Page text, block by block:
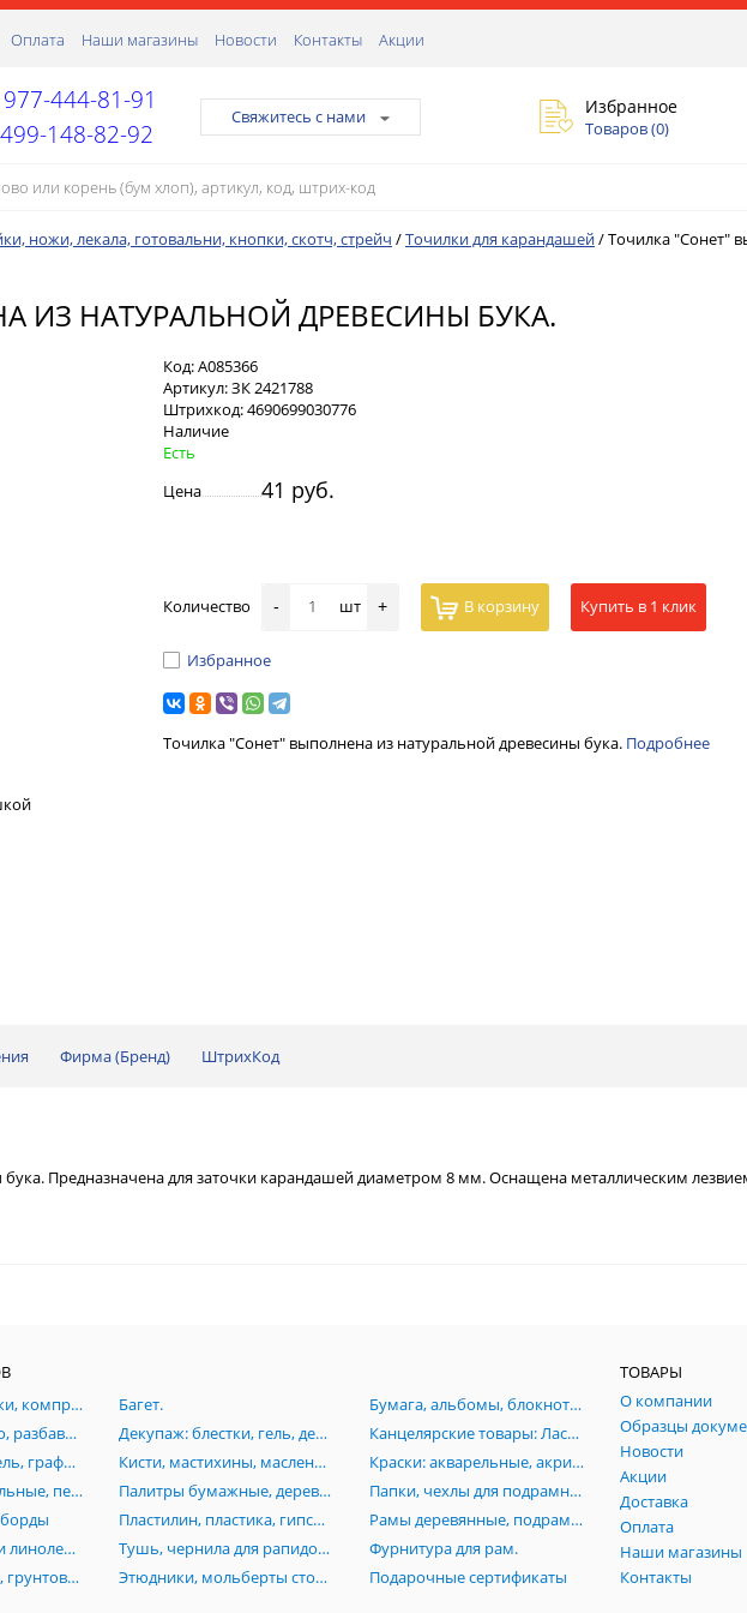
Оплата Наши магазины Новости Контакты Акции
444-81-91
148-82-92
Свяжитесь с нами Избранное
Товаров (0)
ножи, лекала, готовальни, кнопки, скотч, стрейч /Точилки для карандашей/Точилка "Сонет"
ИЗ НАТУРАЛЬНОЙ ДРЕВЕСИНЫ БУКА.
Код:А085366
Артикул:ЗК 2421788
Штрихкод:4690699030776
Наличие
Есть
Цена
41 руб.
Количество - шт + В корзину Купить в 1 клик
Избранное
Точилка "Сонет" выполнена из натуральной древесины бука. Подробнее
Фирма (Бренд) ШтрихКод
Предназначена для заточки карандашей диаметром 8 мм. Оснащена металлическим
Аэрография:Краски, компрессоры, аэрогрофы, комплектующие.
Багет.
Бумага, альбомы, блокноты, картон, книги, папки, планшеты, пенокартон, паспарту, склейки.
Грунт, лаки, масло, разбавители, пасты, вспомагательные средства для живописи
Декупаж: блестки, гель, деревянные заготовки, лак, клей, маски, мозаика, платки
Канцелярские товары: Ластики, линейки, ножи, лекала, готовальни, кнопки, скотч, стрейч
Карандаши, пастель, графика, растушевки, черчение, изографы, лайнеры, рапидографы, роллеры
Кисти, мастихины, масленки, стаканы
Краски: акварельные, акриловые, гуашевые, темперные, пасты, фестивальные
Маркеры: акварельные, перманентные, Promarker, нитро-основе, каллиграфические, текстовыделители
Палитры бумажные, деревянные, акриловые, пластиковые
Папки, чехлы для подрамников, сумки, тубусы, пеналы, портфилио, фартуки
Пластилин, пластика, гипсовые изделия (бюсты, орнаменты, головы), манекены
Рамы деревянные, подрамники, модульные подрамники
Резцы по дереву и линолеуму, стеки
Тушь, чернила для рапидографов
Фурнитура для рам.
Холсты на основе, грунтованный картон, холст на подрамниках, инструменты
Этюдники, мольберты столы, стулья Подарочные сертификаты
ТОВАРЫ
О компании
Образцы
Новости
Акции
Доставка
Оплата
Наши магазины
Контакты